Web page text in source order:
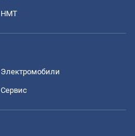
НМТ
Электромобили
Сервис